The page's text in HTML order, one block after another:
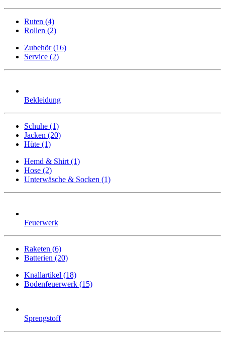
Ruten (4)
Rollen (2)
Zubehör (16)
Service (2)
Bekleidung
Schuhe (1)
Jacken (20)
Hüte (1)
Hemd & Shirt (1)
Hose (2)
Unterwäsche & Socken (1)
Feuerwerk
Raketen (6)
Batterien (20)
Knallartikel (18)
Bodenfeuerwerk (15)
Sprengstoff